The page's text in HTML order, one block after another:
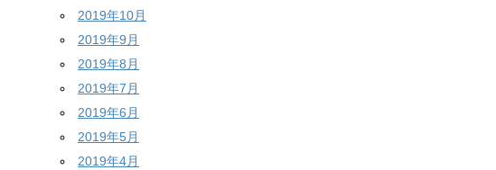
2019年10月
2019年9月
2019年8月
2019年7月
2019年6月
2019年5月
2019年4月